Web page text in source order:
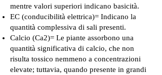
mentre valori superiori indicano basicità.
EC (conducibilità elettrica)= Indicano la
quantità complessiva di sali presenti.
Calcio (Ca2)= Le piante assorbono una
quantità significativa di calcio, che non
risulta tossico nemmeno a concentrazioni
elevate; tuttavia, quando presente in grandi